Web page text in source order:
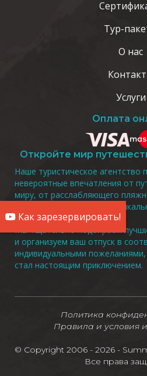
Тур-
О нас
Услуги
Оплата
Откройте мир
Наше туристическое агентство
невероятные впечатления от
миру, от расслабляющего
захватывающих туров в
Мы тщательно подбираем
и организуем ваш отпуск в
индивидуальными
стал настоящим приключением.
© Copyright 2006 - 2026 -
Все права
Политика
Правила и условия
Как зарезервировать!